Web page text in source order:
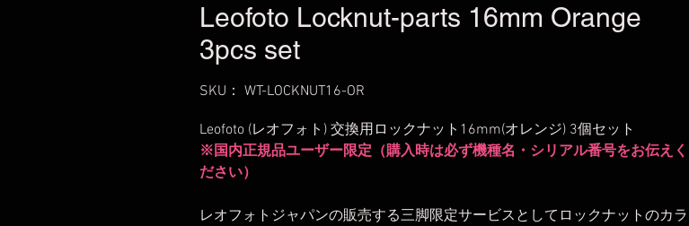
Leofoto Locknut-parts 16mm Orange
3pcs set
SKU： WT-LOCKNUT16-OR
Leofoto (レオフォト) 交換用ロックナット16mm(オレンジ) 3個セット
※国内正規品ユーザー限定（購入時は必ず機種名・シリアル番号をお伝えく
ださい）
レオフォトジャパンの販売する三脚限定サービスとしてロックナットのカラ